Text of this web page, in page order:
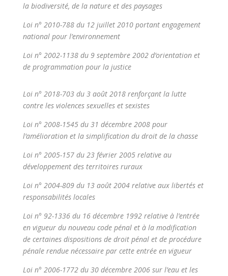
la biodiversité, de la nature et des paysages
Loi n° 2010-788 du 12 juillet 2010 portant engagement
national pour l’environnement
Loi n° 2002-1138 du 9 septembre 2002 d’orientation et
de programmation pour la justice
Loi n° 2018-703 du 3 août 2018 renforçant la lutte
contre les violences sexuelles et sexistes
Loi n° 2008-1545 du 31 décembre 2008 pour
l’amélioration et la simplification du droit de la chasse
Loi n° 2005-157 du 23 février 2005 relative au
développement des territoires ruraux
Loi n° 2004-809 du 13 août 2004 relative aux libertés et
responsabilités locales
Loi n° 92-1336 du 16 décembre 1992 relative à l’entrée
en vigueur du nouveau code pénal et à la modification
de certaines dispositions de droit pénal et de procédure
pénale rendue nécessaire par cette entrée en vigueur
Loi n° 2006-1772 du 30 décembre 2006 sur l’eau et les